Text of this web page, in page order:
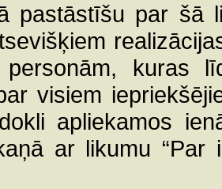
pastāstīšu par šā
kuras
visiem
apliekamos
ar likumu “Par